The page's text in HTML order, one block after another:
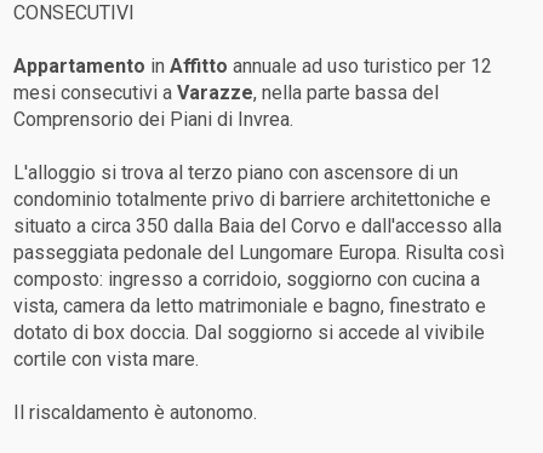
CONSECUTIVI
Appartamento inAffitto annuale ad uso turistico per 12
mesi consecutivi aVarazze, nella parte bassa del
Comprensorio dei Piani di Invrea.
L'alloggio si trova al terzo piano con ascensore di un
condominio totalmente privo di barriere architettoniche e
situato a circa 350 dalla Baia del Corvo e dall'accesso alla
passeggiata pedonale del Lungomare Europa. Risulta così
composto: ingresso a corridoio, soggiorno con cucina a
vista, camera da letto matrimoniale e bagno, finestrato e
dotato di box doccia. Dal soggiorno si accede al vivibile
cortile con vista mare.
Il riscaldamento è autonomo.